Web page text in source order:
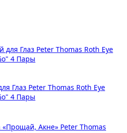
Глаз Peter Thomas Roth Eye
4 Пары